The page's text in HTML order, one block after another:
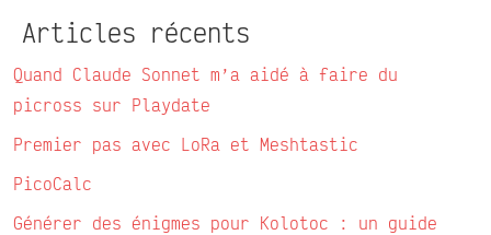
Articles récents
Quand Claude Sonnet m’a aidé à faire du
picross sur Playdate
Premier pas avec LoRa et Meshtastic
PicoCalc
Générer des énigmes pour Kolotoc : un guide